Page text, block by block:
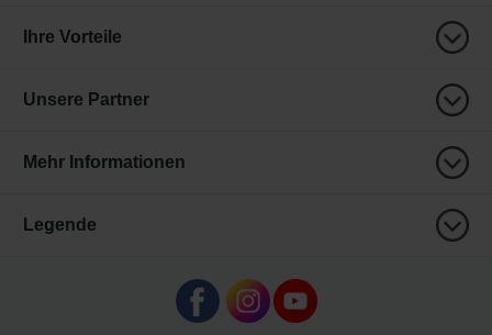
Ihre Vorteile
Unsere Partner
Mehr Informationen
Legende